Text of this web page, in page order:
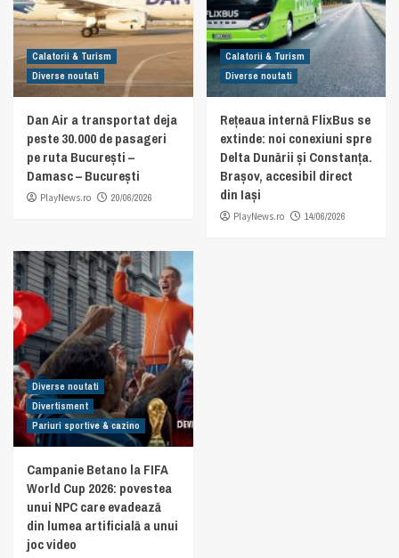
Calatorii & Turism
Diverse noutati
Dan Air a transportat deja
peste 30.000 de pasageri
pe ruta București –
Damasc – București
PlayNews.ro 20/06/2026
Calatorii & Turism
Diverse noutati
Rețeaua internă FlixBus se
extinde: noi conexiuni spre
Delta Dunării și Constanța.
Brașov, accesibil direct
din Iași
PlayNews.ro 14/06/2026
Diverse noutati
Divertisment
Pariuri sportive & cazino
Campanie Betano la FIFA
World Cup 2026: povestea
unui NPC care evadează
din lumea artificială a unui
joc video